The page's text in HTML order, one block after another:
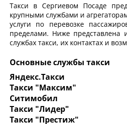
Такси в Сергиевом Посаде
крупными службами и
услуги по перевозке
пределами. Ниже представлена
службах такси, их контактах и
Основные службы такси
Яндекс.Такси
Такси "Максим"
Ситимобил
Такси "Лидер"
Такси "Престиж"